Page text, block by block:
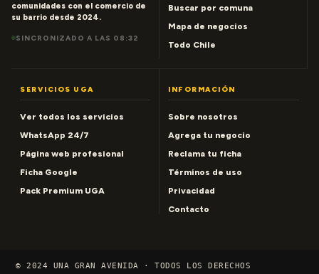
comunidades con el comercio de
su barrio desde 2024.
SINCRONIZADO A LAS 08:32
Buscar por comuna
Mapa de negocios
Todo Chile
SERVICIOS UGA
Ver todos los servicios
WhatsApp 24/7
Página web profesional
Ficha Google
Pack Premium UGA
INFORMACIÓN
Sobre nosotros
Agrega tu negocio
Reclama tu ficha
Términos de uso
Privacidad
Contacto
© 2024 UNA GRAN AVENIDA · TODOS LOS DERECHOS